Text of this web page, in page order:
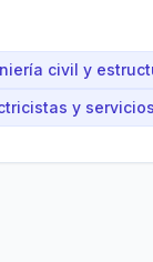
civil y
y